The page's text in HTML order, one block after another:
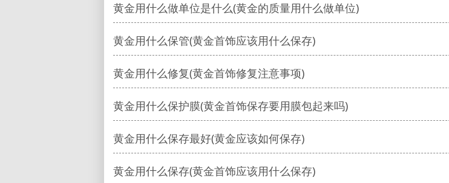
黄金用什么做单位是什么(黄金的质量用什么做单位)
黄金用什么保管(黄金首饰应该用什么保存)
黄金用什么修复(黄金首饰修复注意事项)
黄金用什么保护膜(黄金首饰保存要用膜包起来吗)
黄金用什么保存最好(黄金应该如何保存)
黄金用什么保存(黄金首饰应该用什么保存)